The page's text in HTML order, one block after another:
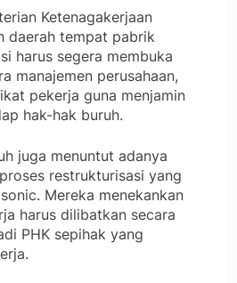
Ketenagakerjaan
daerah tempat pabrik
harus segera membuka
manajemen perusahaan,
pekerja guna menjamin
hak-hak buruh.
juga menuntut adanya
restrukturisasi yang
Mereka menekankan
harus dilibatkan secara
PHK sepihak yang